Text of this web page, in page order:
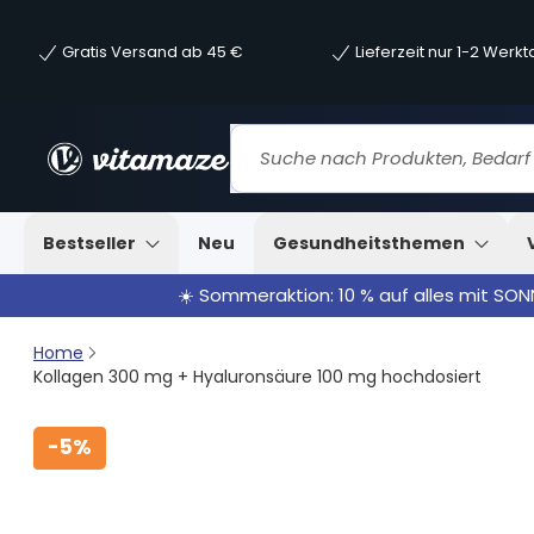
Gratis Versand ab 45 € Lieferzeit nur 1-2
Bestseller Neu Gesundheitsthemen
☀️ Sommeraktion: 10 % auf alles mit
Home
Kollagen 300 mg + Hyaluronsäure 100 mg hochdosiert
-5%